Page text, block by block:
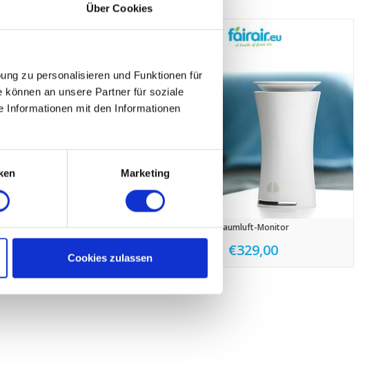
Über Cookies
zu personalisieren und Funktionen für
an unsere Partner für soziale
Informationen mit den Informationen
Marketing
Cookies zulassen
für DANTHERM RCV 320 Raumluft-Monitor
€329,00